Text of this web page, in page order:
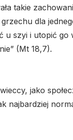
takie
dla
u szyi i utopić
(Mt 18,7).
jako
najbardziej